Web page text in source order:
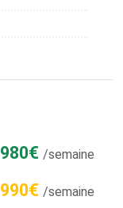
980€ /semaine
990€ /semaine